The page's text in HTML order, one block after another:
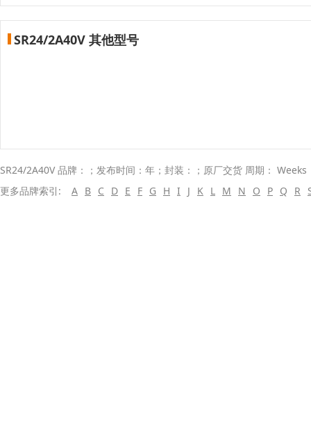
SR24/2A40V 其他型号
SR24/2A40V 品牌：；发布时间：年；封装：；原厂交货 周期： Weeks
更多品牌索引:
A B C D E F G H I J K L M N O P Q R